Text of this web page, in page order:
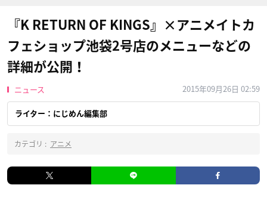
『K RETURN OF KINGS』×アニメイトカ
フェショップ池袋2号店のメニューなどの
詳細が公開！
ニュース 2015年09月26日 02:59
ライター：にじめん編集部
カテゴリ : アニメ